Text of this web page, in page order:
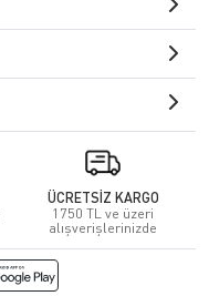
ÜCRETSİZ KARGO
1750 TL ve üzeri
alışverişlerinizde